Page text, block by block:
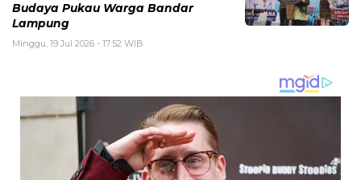
Budaya Pukau Warga Bandar
Lampung
Minggu, 19 Jul 2026 - 17:52 WIB